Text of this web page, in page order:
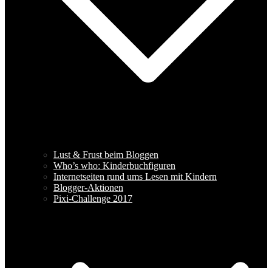
Lust & Frust beim Bloggen
Who’s who: Kinderbuchfiguren
Internetseiten rund ums Lesen mit Kindern
Blogger-Aktionen
Pixi-Challenge 2017